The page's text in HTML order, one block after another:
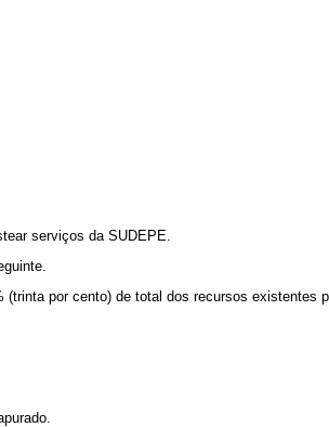
serviços da SUDEPE.
(trinta por cento) de total dos recursos existentes